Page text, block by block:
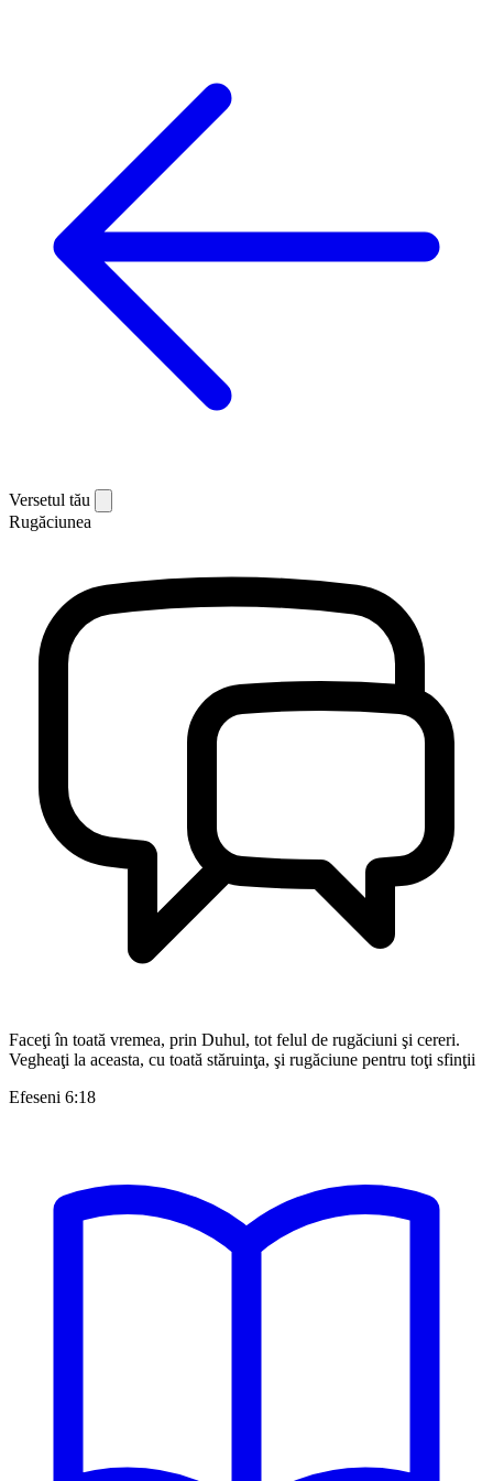
Versetul tău
Rugăciunea
Faceţi în toată vremea, prin Duhul, tot felul de rugăciuni şi cereri.
Vegheaţi la aceasta, cu toată stăruinţa, şi rugăciune pentru toţi sfinţii
Efeseni 6:18